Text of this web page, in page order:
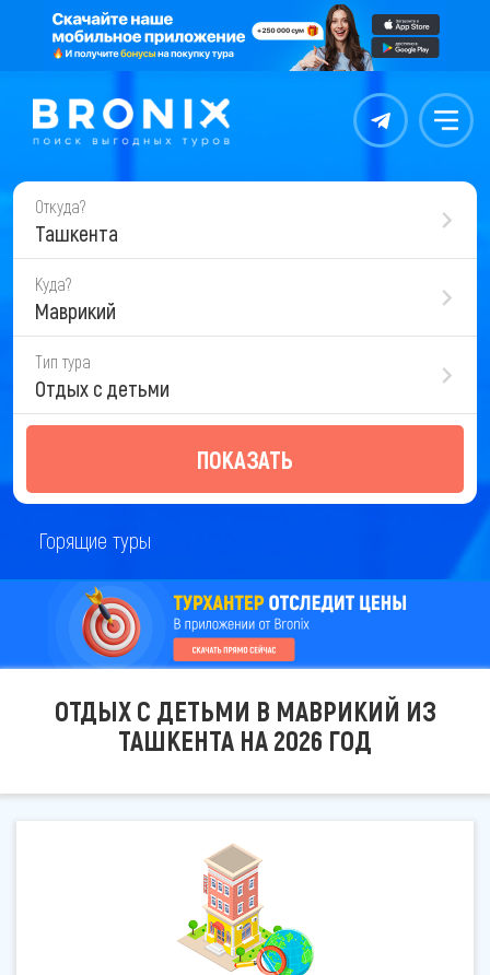
Контакты Меню
Откуда?
Ташкента
Куда?
Маврикий
Тип тура
Отдых с детьми
ПОКАЗАТЬ
Горящие туры
ОТДЫХ С ДЕТЬМИ В МАВРИКИЙ ИЗ
ТАШКЕНТА НА 2026 ГОД